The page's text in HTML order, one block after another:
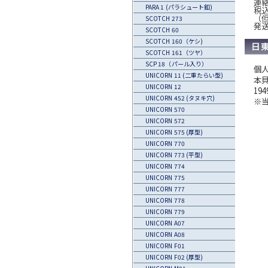
PARA 1 (パラシュート釦)
SCOTCH 273
SCOTCH 60
SCOTCH 160（ケシ)
SCOTCH 161（ツヤ）
SCP 18（パール入り）
UNICORN 11 (二重たらい型)
UNICORN 12
UNICORN 452 (タヌキ穴)
UNICORN 570
UNICORN 572
UNICORN 575 (厚型)
UNICORN 770
UNICORN 773 (平型)
UNICORN 774
UNICORN 775
UNICORN 777
UNICORN 778
UNICORN 779
UNICORN A07
UNICORN A08
UNICORN F01
UNICORN F02 (厚型)
税
（
発
個
本
※